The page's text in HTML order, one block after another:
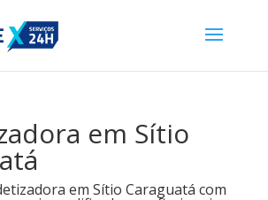
em Sítio
em Sítio Caraguatá com